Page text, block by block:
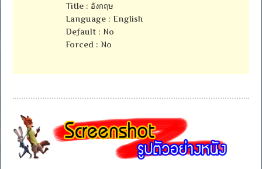
Title : อังกฤษ
Language : English
Default : No
Forced : No